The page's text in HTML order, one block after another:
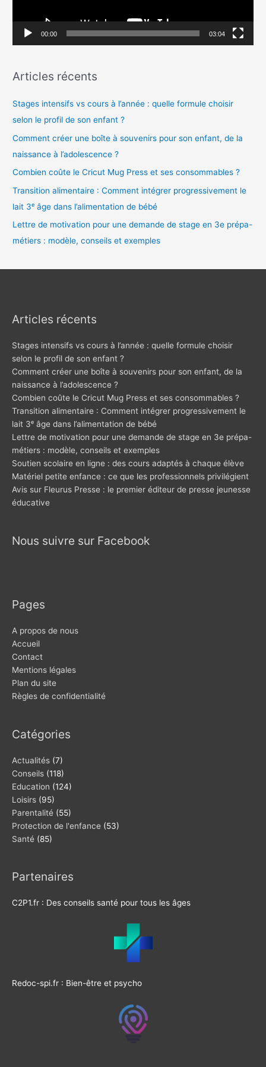
i
é
00:00 03:04
Articles récents
Stages intensifs vs cours à l’année : quelle formule choisir
selon le profil de son enfant ?
Comment créer une boîte à souvenirs pour son enfant, de la
naissance à l’adolescence ?
Combien coûte le Cricut Mug Press et ses consommables ?
Transition alimentaire : Comment intégrer progressivement le
lait 3ᵉ âge dans l’alimentation de bébé
Lettre de motivation pour une demande de stage en 3e prépa-
métiers : modèle, conseils et exemples
Articles récents
Stages intensifs vs cours à l’année : quelle formule choisir
selon le profil de son enfant ?
Comment créer une boîte à souvenirs pour son enfant, de la
naissance à l’adolescence ?
Combien coûte le Cricut Mug Press et ses consommables ?
Transition alimentaire : Comment intégrer progressivement le
lait 3ᵉ âge dans l’alimentation de bébé
Lettre de motivation pour une demande de stage en 3e prépa-
métiers : modèle, conseils et exemples
Soutien scolaire en ligne : des cours adaptés à chaque élève
Matériel petite enfance : ce que les professionnels privilégient
Avis sur Fleurus Presse : le premier éditeur de presse jeunesse
éducative
Nous suivre sur Facebook
Pages
A propos de nous
Accueil
Contact
Mentions légales
Plan du site
Règles de confidentialité
Catégories
Actualités (7)
Conseils (118)
Education (124)
Loisirs (95)
Parentalité (55)
Protection de l'enfance (53)
Santé (85)
Partenaires
C2P1.fr : Des conseils santé pour tous les âges
Redoc-spi.fr : Bien-être et psycho